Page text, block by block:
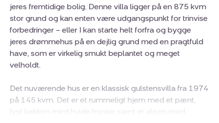
jeres fremtidige bolig. Denne villa ligger på en 875 kvm
stor grund og kan enten være udgangspunkt for trinvise
forbedringer – eller I kan starte helt forfra og bygge
jeres drømmehus på en dejlig grund med en pragtfuld
have, som er virkelig smukt beplantet og meget
velholdt.
Det nuværende hus er en klassisk gulstensvilla fra 1974
på 145 kvm. Det er et rummeligt hjem med et pænt,
lyst køkken med hvide fronter samt et alrum med